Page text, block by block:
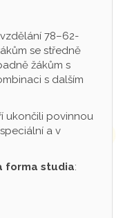
78–62-
se středně
žákům s
s dalším
ukončili povinnou
a v
forma studia: